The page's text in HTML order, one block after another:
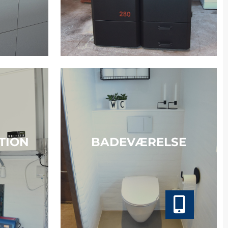
BADEVÆRELSE